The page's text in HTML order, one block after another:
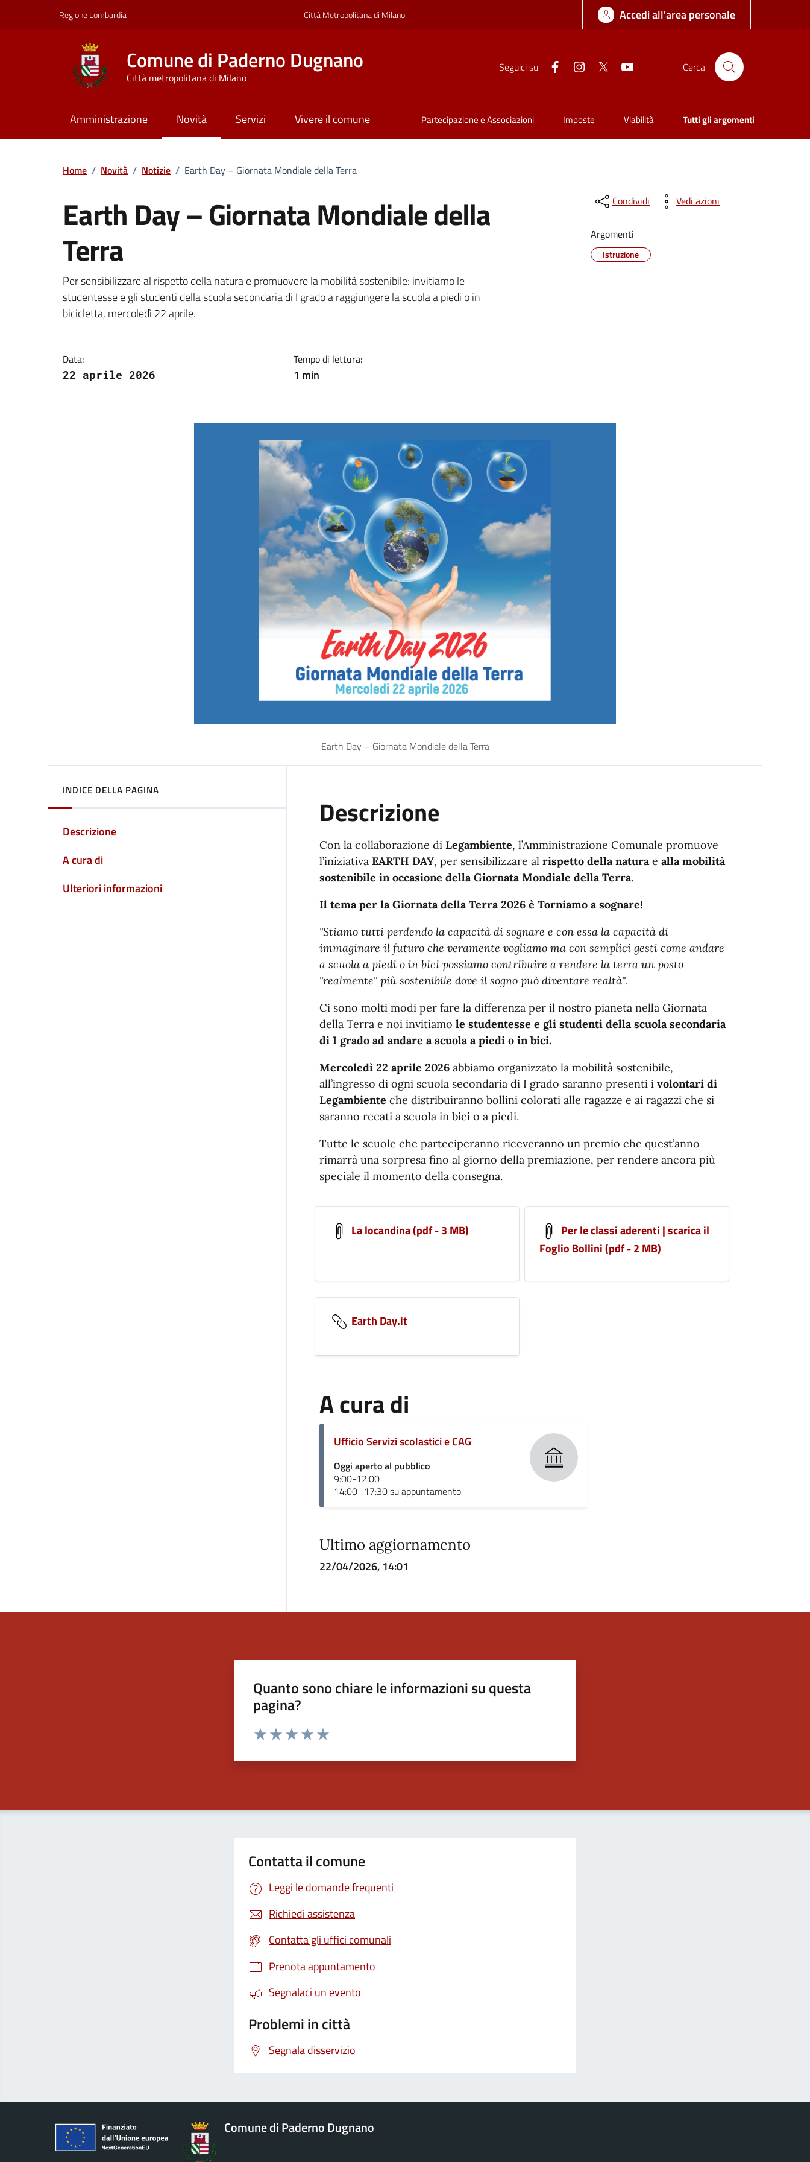
Regione Lombardia Città Metropolitana di Milano Accedi all'area personale
Comune di Paderno Dugnano
Città metropolitana di Milano
Seguici su Facebook InstagramTwitter Cerca
Amministrazione Novità Servizi Vivere il comune Partecipazione e Associazioni Imposte Viabilità Tutti gli argomenti
Home / Novità / Notizie / Earth Day – Giornata Mondiale della Terra
Earth Day – Giornata Mondiale della
Terra
Dettagli della notizia
Per sensibilizzare al rispetto della natura e promuovere la mobilità sostenibile: invitiamo le
studentesse e gli studenti della scuola secondaria di I grado a raggiungere la scuola a piedi o in
bicicletta, mercoledì 22 aprile.
Data:
22 aprile 2026
Tempo di lettura:
1 min
Condividi Vedi azioni
Argomenti
Istruzione
Earth Day – Giornata Mondiale della Terra
INDICE DELLA PAGINA
Descrizione
A cura di
Ulteriori informazioni
Descrizione
Con la collaborazione diLegambiente, l’Amministrazione Comunale promuove
l’iniziativa EARTH DAY, per sensibilizzare al rispetto della naturae alla mobilità
sostenibile in occasione della Giornata Mondiale della Terra.
Il tema per la Giornata della Terra 2026 è Torniamo a sognare!
"Stiamo tutti perdendo la capacità di sognare e con essa la capacità di
immaginare il futuro che veramente vogliamo ma con semplici gesti come andare
a scuola a piedi o in bici possiamo contribuire a rendere la terra un posto
"realmente" più sostenibile dove il sogno può diventare realtà".
Ci sono molti modi per fare la differenza per il nostro pianeta nella Giornata
della Terra e noi invitiamo le studentesse e gli studenti della scuola secondaria
di I grado ad andare a scuola a piedi o in bici.
Mercoledì 22 aprile 2026abbiamo organizzato la mobilità sostenibile,
all’ingresso di ogni scuola secondaria di I grado saranno presenti i volontari di
Legambiente che distribuiranno bollini colorati alle ragazze e ai ragazzi che si
saranno recati a scuola in bici o a piedi.
Tutte le scuole che parteciperanno riceveranno un premio che quest’anno
rimarrà una sorpresa fino al giorno della premiazione, per rendere ancora più
speciale il momento della consegna.
La locandina (pdf - 3 MB)
Per le classi aderenti | scarica il
Foglio Bollini (pdf - 2 MB)
Earth Day.it
A cura di
Ufficio Servizi scolastici e CAG
Oggi aperto al pubblico
9:00-12:00
14:00 -17:30 su appuntamento
Ultimo aggiornamento
22/04/2026, 14:01
Quanto sono chiare le informazioni su questa
pagina?
Valuta da 1 a 5 stelle la pagina
Contatta il comune
Leggi le domande frequenti
Richiedi assistenza
Contatta gli uffici comunali
Prenota appuntamento
Segnalaci un evento
Problemi in città
Segnala disservizio
Comune di Paderno Dugnano